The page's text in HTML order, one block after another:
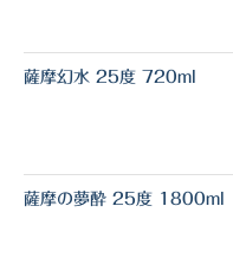
薩摩幻水 25度 720ml
薩摩の夢酔 25度 1800ml